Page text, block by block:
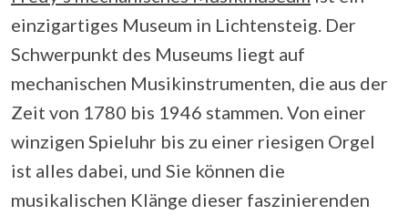
einzigartiges Museum in Lichtensteig. Der
Schwerpunkt des Museums liegt auf
mechanischen Musikinstrumenten, die aus der
Zeit von 1780 bis 1946 stammen. Von einer
winzigen Spieluhr bis zu einer riesigen Orgel
ist alles dabei, und Sie können die
musikalischen Klänge dieser faszinierenden